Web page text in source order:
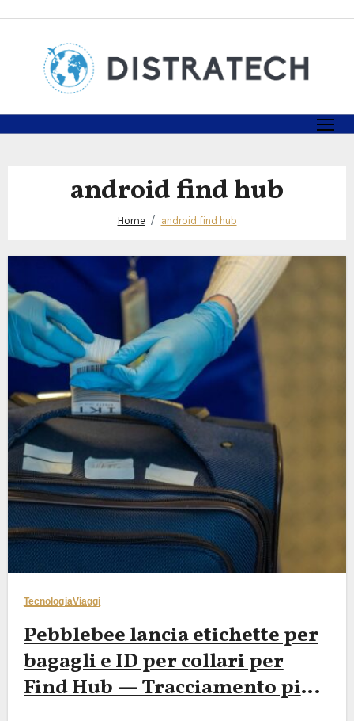
android find hub
Home android find hub
TecnologiaViaggi
Pebblebee lancia etichette per
bagagli e ID per collari per
Find Hub — Tracciamento più